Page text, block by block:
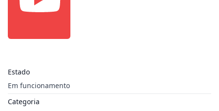
Estado
Em funcionamento
Categoria